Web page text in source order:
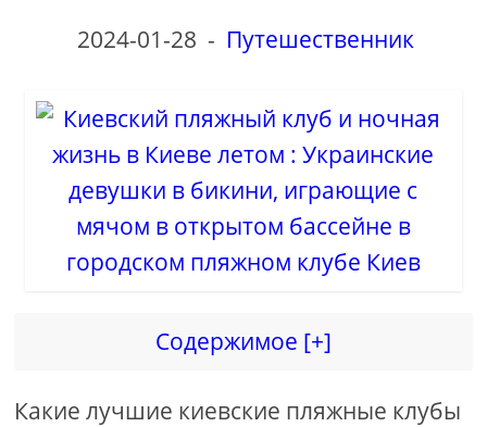
o
2024-01-28 - Путешественник
Содержимое [+]
Какие лучшие киевские пляжные клубы